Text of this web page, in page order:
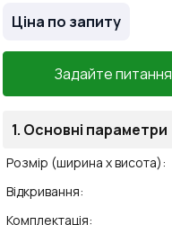
Ціна по запиту
Задайте питання
1. Основні параметри
Розмір (ширина x висота):
Відкривання:
Комплектація: